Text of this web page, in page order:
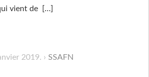
vient de
[…]
2019. SSAFN